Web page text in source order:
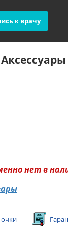
к врачу
Аксессуары
нет в
очки